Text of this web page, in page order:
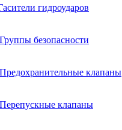
гидроударов
Группы безопасности
Предохранительные клапаны
Перепускные клапаны